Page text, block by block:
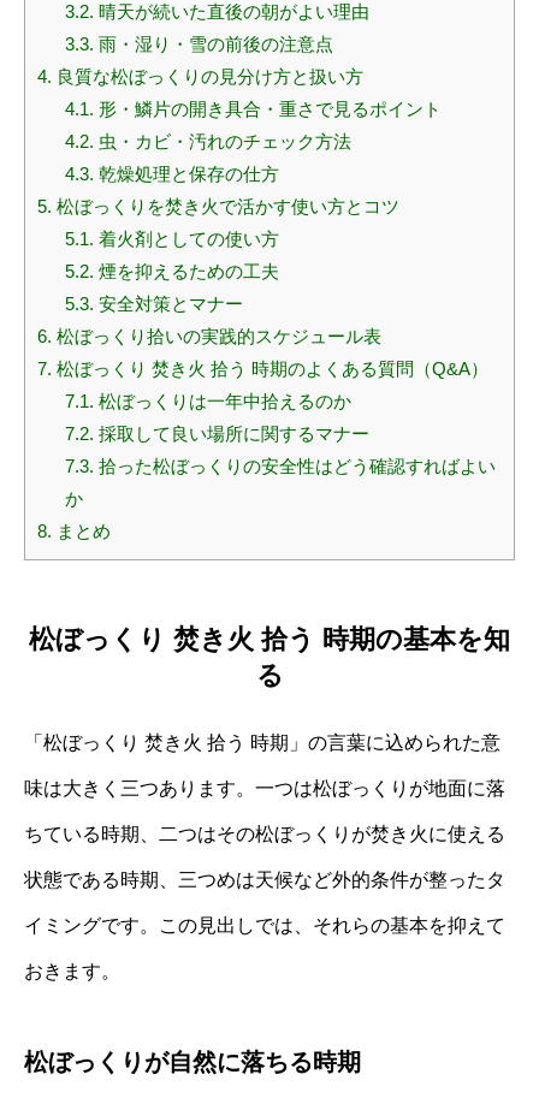
3.2. 晴天が続いた直後の朝がよい理由
3.3. 雨・湿り・雪の前後の注意点
4. 良質な松ぼっくりの見分け方と扱い方
4.1. 形・鱗片の開き具合・重さで見るポイント
4.2. 虫・カビ・汚れのチェック方法
4.3. 乾燥処理と保存の仕方
5. 松ぼっくりを焚き火で活かす使い方とコツ
5.1. 着火剤としての使い方
5.2. 煙を抑えるための工夫
5.3. 安全対策とマナー
6. 松ぼっくり拾いの実践的スケジュール表
7. 松ぼっくり 焚き火 拾う 時期のよくある質問（Q&A）
7.1. 松ぼっくりは一年中拾えるのか
7.2. 採取して良い場所に関するマナー
7.3. 拾った松ぼっくりの安全性はどう確認すればよい
か
8. まとめ
松ぼっくり 焚き火 拾う 時期の基本を知
る
「松ぼっくり 焚き火 拾う 時期」の言葉に込められた意
味は大きく三つあります。一つは松ぼっくりが地面に落
ちている時期、二つはその松ぼっくりが焚き火に使える
状態である時期、三つめは天候など外的条件が整ったタ
イミングです。この見出しでは、それらの基本を抑えて
おきます。
松ぼっくりが自然に落ちる時期